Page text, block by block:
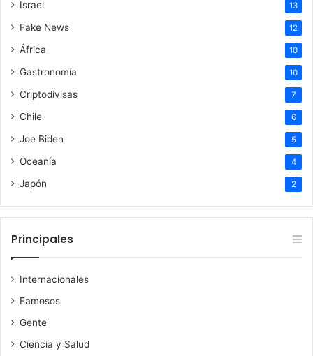
Israel 13
Fake News 12
África 10
Gastronomía 10
Criptodivisas 7
Chile 6
Joe Biden 5
Oceanía 4
Japón 2
Principales
Internacionales
Famosos
Gente
Ciencia y Salud